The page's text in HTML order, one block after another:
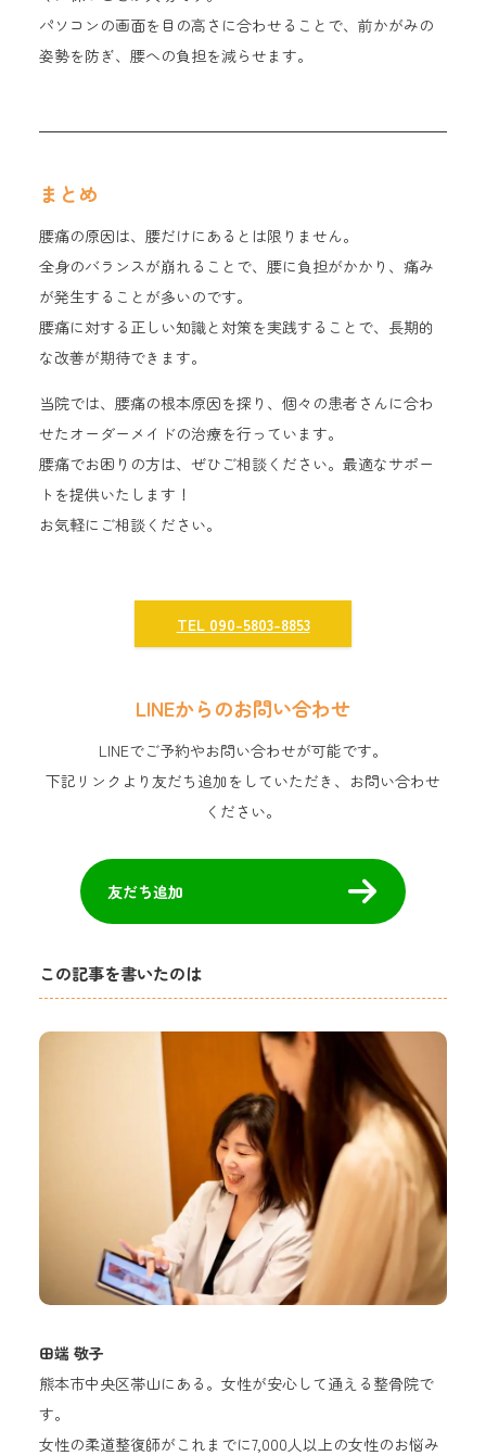
パソコンの画面を目の高さに合わせることで、前かがみの
姿勢を防ぎ、腰への負担を減らせます。
まとめ
腰痛の原因は、腰だけにあるとは限りません。
全身のバランスが崩れることで、腰に負担がかかり、痛み
が発生することが多いのです。
腰痛に対する正しい知識と対策を実践することで、長期的
な改善が期待できます。
当院では、腰痛の根本原因を探り、個々の患者さんに合わ
せたオーダーメイドの治療を行っています。
腰痛でお困りの方は、ぜひご相談ください。最適なサポー
トを提供いたします！
お気軽にご相談ください。
TEL 090-5803-8853
LINEからのお問い合わせ
LINEでご予約やお問い合わせが可能です。
下記リンクより友だち追加をしていただき、お問い合わせ
ください。
友だち追加
この記事を書いたのは
田端 敬子
熊本市中央区帯山にある。女性が安心して通える整骨院で
す。
女性の柔道整復師がこれまでに7,000人以上の女性のお悩み